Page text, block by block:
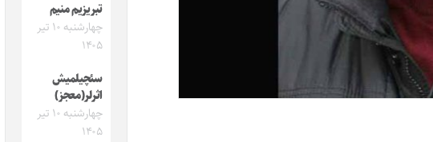
تبریزیم منیم
چهارشنبه ۱۰ تیر
۱۴۰۵
سئچیلمیش
اثرلر(معجز)
چهارشنبه ۱۰ تیر
۱۴۰۵